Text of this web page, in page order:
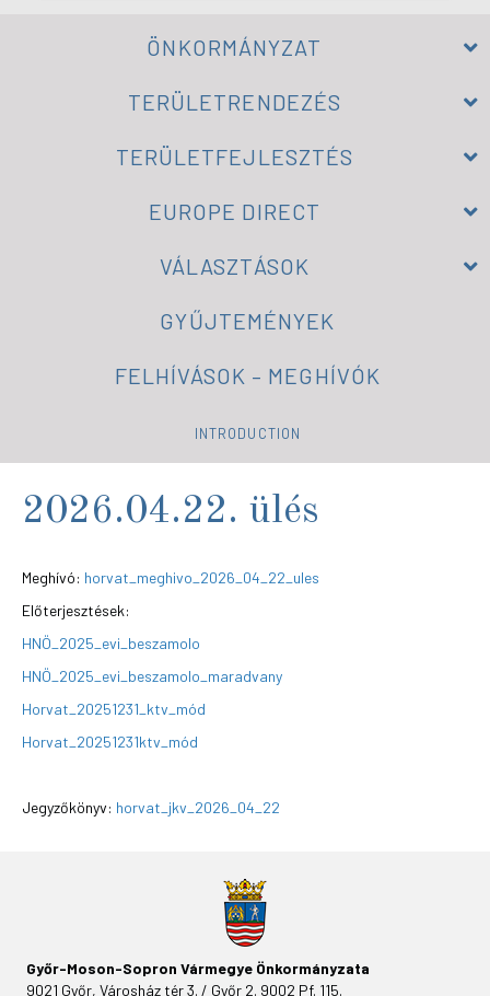
ÖNKORMÁNYZAT
TERÜLETRENDEZÉS
TERÜLETFEJLESZTÉS
EUROPE DIRECT
VÁLASZTÁSOK
GYŰJTEMÉNYEK
FELHÍVÁSOK – MEGHÍVÓK
INTRODUCTION
2026.04.22. ülés
Meghívó: horvat_meghivo_2026_04_22_ules
Előterjesztések:
HNÖ_2025_evi_beszamolo
HNÖ_2025_evi_beszamolo_maradvany
Horvat_20251231_ktv_mód
Horvat_20251231ktv_mód
Jegyzőkönyv: horvat_jkv_2026_04_22
Győr-Moson-Sopron Vármegye Önkormányzata
9021 Győr, Városház tér 3. / Győr 2. 9002 Pf. 115.